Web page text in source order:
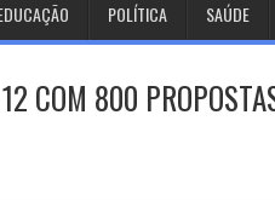
POLÍTICA SAÚDE
COM 800